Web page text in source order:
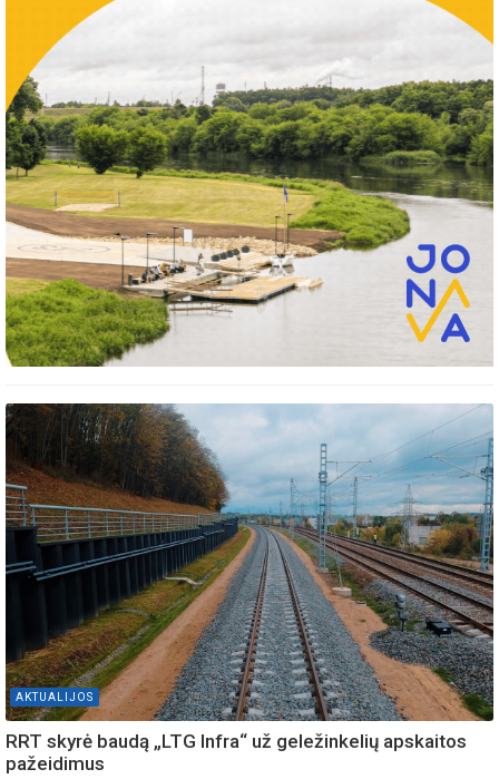
AKTUALIJOS
RRT skyrė baudą „LTG Infra“ už geležinkelių apskaitos
pažeidimus